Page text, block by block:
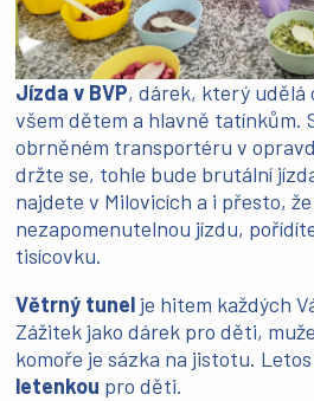
Jízda v BVP, dárek, který udělá
všem dětem a hlavně tatínkům.
obrněném transportéru v
držte se, tohle bude brutální
najdete v Milovicích a i přesto,
nezapomenutelnou jízdu,
tisícovku.
Větrný tunel je hitem každých
Zážitek jako dárek pro děti,
komoře je sázka na jistotu.
letenkou pro děti.